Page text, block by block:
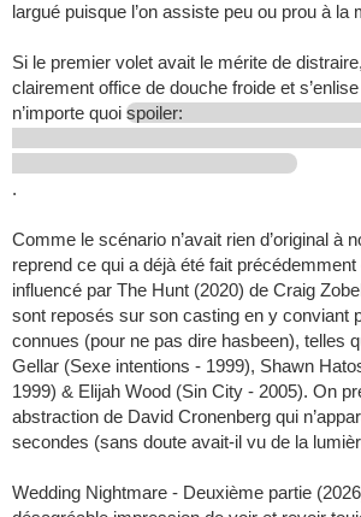
largué puisque l’on assiste peu ou prou à la
Si le premier volet avait le mérite de
clairement office de douche froide et
n’importe quoi spoiler:
.
Comme le scénario n’avait rien d’original à
reprend ce qui a déjà été fait
influencé par The Hunt (2020) de Craig
sont reposés sur son casting en y conviant
connues (pour ne pas dire hasbeen), telles
Gellar (Sexe intentions - 1999), Shawn
1999) & Elijah Wood (Sin City - 2005). On
abstraction de David Cronenberg qui
secondes (sans doute avait-il vu de la
Wedding Nightmare - Deuxième partie